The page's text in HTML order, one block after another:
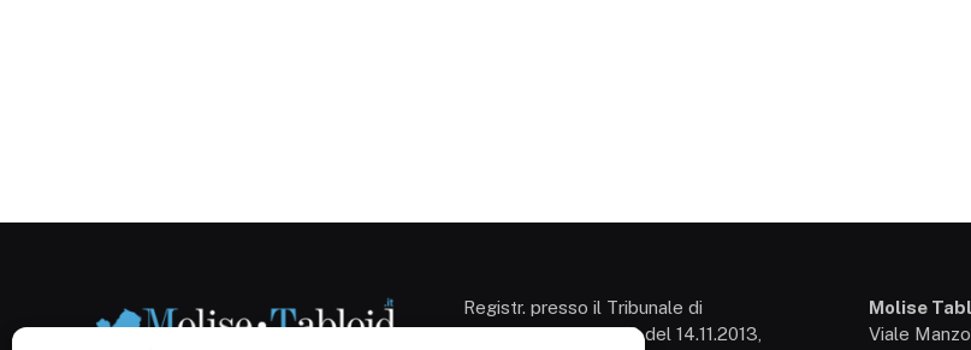
Registr. presso il Tribunale di
Campobasso: 3/2013 del 14.11.2013,
Molise
Viale